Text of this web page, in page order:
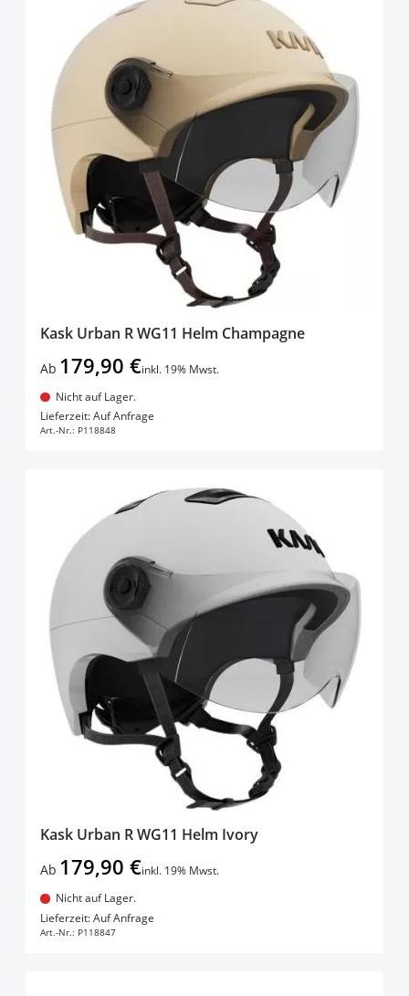
Kask Urban R WG11 Helm Champagne
Ab 179,90 €inkl. 19% Mwst.
Nicht auf Lager.
Lieferzeit: Auf Anfrage
Art.-Nr.: P118848
In den Warenkorb
Kask Urban R WG11 Helm Ivory
Ab 179,90 €inkl. 19% Mwst.
Nicht auf Lager.
Lieferzeit: Auf Anfrage
Art.-Nr.: P118847
In den Warenkorb